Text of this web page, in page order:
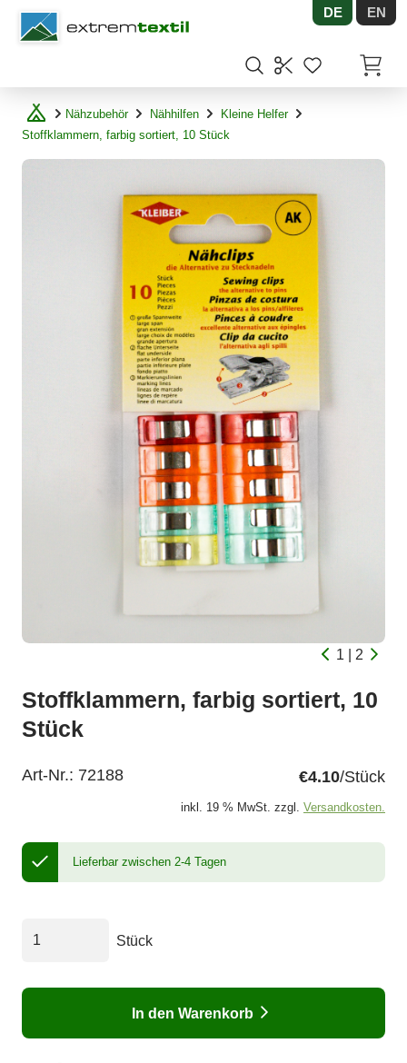
Shopware DE EN
Nähzubehör Nähhilfen
Kleine Helfer
Stoffklammern, farbig sortiert, 10 Stück
1 | 2
Stoffklammern, farbig sortiert, 10
Stück
Art-Nr.: 72188 €4.10/Stück
inkl. 19 % MwSt. zzgl. Versandkosten.
Lieferbar zwischen 2-4 Tagen
Stück
In den Warenkorb